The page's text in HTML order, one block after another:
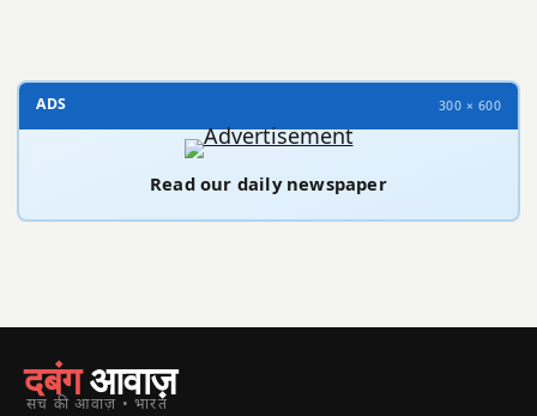
ADS 300 × 600
Read our daily newspaper
दबंगआवाज़
सच की आवाज़ • भारत